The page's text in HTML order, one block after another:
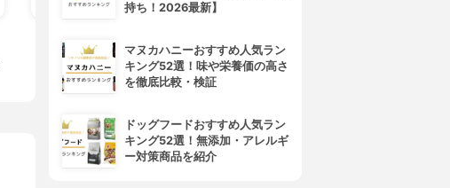
持ち！2026最新】
マヌカハニーおすすめ人気ラン
キング52選！味や栄養価の高さ
を徹底比較・検証
ドッグフードおすすめ人気ラン
キング52選！無添加・アレルギ
ー対策商品を紹介